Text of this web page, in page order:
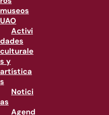
museos
UAO
Activi
dades
culturale
s y
artística
s
Notici
as
Agend